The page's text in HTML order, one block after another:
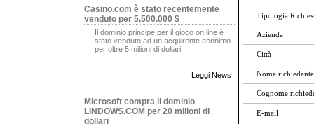
Casino.com è stato recentemente
venduto per 5.500.000 $
Il dominio principe per il gioco on line è
stato venduto ad un acquirente anonimo
per oltre 5 milioni di dollari.
Leggi News
Microsoft compra il dominio
LINDOWS.COM per 20 milioni di
dollari
Tipologia
Azienda
Città
Nome richiedente
Cognome
E-mail